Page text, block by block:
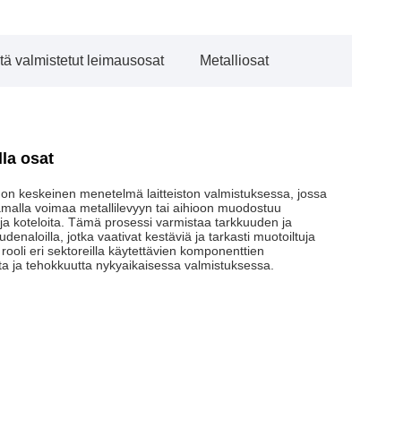
valmistetut leimausosat Metalliosat
osat
keskeinen menetelmä laitteiston valmistuksessa, jossa
voimaa metallilevyyn tai aihioon muodostuu
koteloita. Tämä prosessi varmistaa tarkkuuden ja
jotka vaativat kestäviä ja tarkasti muotoiltuja
eri sektoreilla käytettävien komponenttien
ja tehokkuutta nykyaikaisessa valmistuksessa.